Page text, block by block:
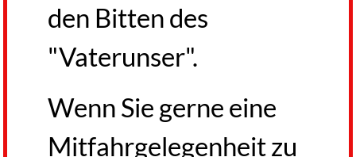
den Bitten des
"Vaterunser".
Wenn Sie gerne eine
Mitfahrgelegenheitzu